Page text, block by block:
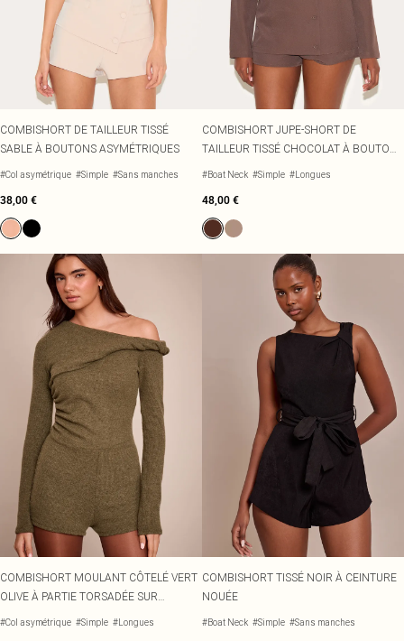
Jean et joli top
Tenues de soirée
Essentiels du quotidien
Fête de jardin
Du jour à la nuit
Invitée de mariage
Tenues pour l'aéroport
Tenues de concert
Robes vertes
Robes rouges
Robes violettes
Robes bleues
Robes roses
Robes jaunes
Accessoires cheveux
BIJOUX
Bijoux
Bijoux dorés
Bijoux argentés
Boucles d'oreilles
Colliers
COMBISHORT DE TAILLEUR TISSÉ
SABLE À BOUTONS ASYMÉTRIQUES
#Col asymétrique #Simple #Sans manches
38,00 €
COMBISHORT JUPE-SHORT DE
TAILLEUR TISSÉ CHOCOLAT À BOUTONS
ASYMÉTRIQUES
#Boat Neck #Simple #Longues
48,00 €
COMBISHORT MOULANT CÔTELÉ VERT
OLIVE À PARTIE TORSADÉE SUR
L'ÉPAULE
#Col asymétrique #Simple #Longues
COMBISHORT TISSÉ NOIR À CEINTURE
NOUÉE
#Boat Neck #Simple #Sans manches